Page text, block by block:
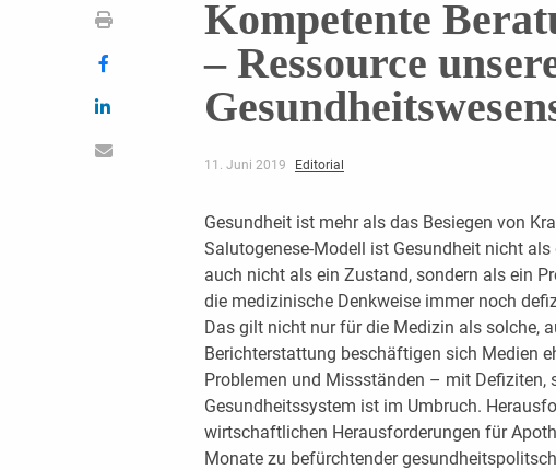
Kompetente
– Ressource
11. Juni 2019 Editorial
Gesundheit ist mehr als das Besiegen von
Salutogenese-Modell ist Gesundheit nicht
auch nicht als ein Zustand, sondern als ein
die medizinische Denkweise immer noch
Das gilt nicht nur für die Medizin als sol­che,
Berichterstattung beschäfti­gen sich Medien
Problemen und Miss­ständen – mit
Gesundheitssystem ist im Umbruch.
wirtschaftlichen Herausforderungen für
Monate zu befürchtender